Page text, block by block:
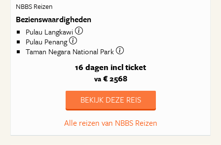
NBBS Reizen
Bezienswaardigheden
Pulau Langkawi
Pulau Penang
Taman Negara National Park
16 dagen incl ticket
va€ 2568
BEKIJK DEZE REIS
Alle reizen van NBBS Reizen